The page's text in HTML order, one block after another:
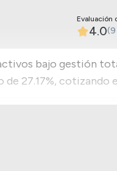
Evaluación
4.0(9
bajo gestión
27.17%, cotizando